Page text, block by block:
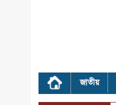
জাতীয়